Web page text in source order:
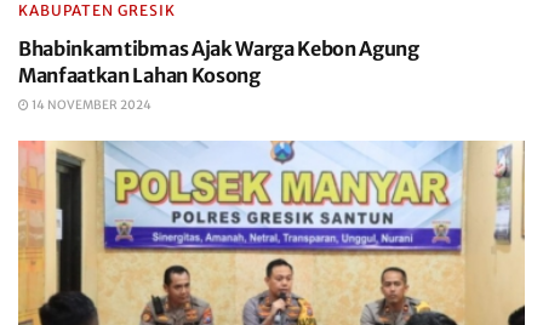
KABUPATEN GRESIK
Bhabinkamtibmas Ajak Warga Kebon Agung
Manfaatkan Lahan Kosong
14 NOVEMBER 2024